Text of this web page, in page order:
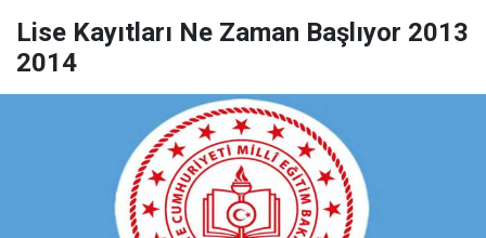
Lise Kayıtları Ne Zaman Başlıyor 2013
2014